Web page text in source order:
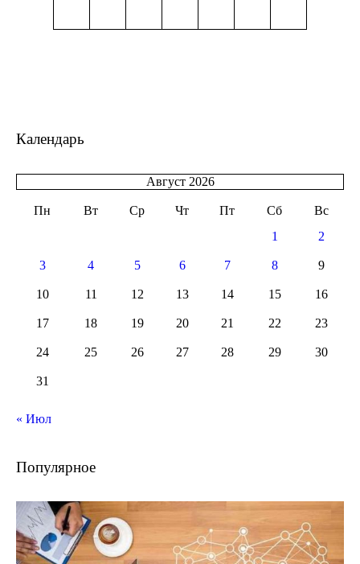
Календарь
Август 2026
Пн Вт Ср Чт Пт Сб
Вс
1
2
3 4 5 6 7 8 9
10 11 12 13 14 15 16
17 18 19 20 21 22 23
24 25 26 27 28 29 30
31
« Июл
Популярное